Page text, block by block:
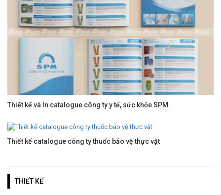
Thiết kế và In catalogue công ty y tế, sức khỏe SPM
Thiết kế catalogue công ty thuốc bảo vệ thực vật
THIẾT KẾ